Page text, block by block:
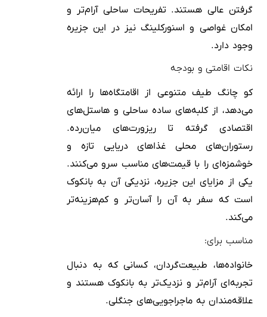
گرفتن عالی هستند. تفریحات ساحلی آرام‌تر و
امکان غواصی و اسنورکلینگ نیز در این جزیره
وجود دارد.
نکات اقامتی و بودجه
کو چانگ طیف متنوعی از اقامتگاه‌ها را ارائه
می‌دهد، از کلبه‌های ساده ساحلی و هاستل‌های
اقتصادی گرفته تا ریزورت‌های میان‌رده.
رستوران‌های محلی غذاهای دریایی تازه و
خوشمزه‌ای را با قیمت‌های مناسب سرو می‌کنند.
یکی از مزایای این جزیره، نزدیکی آن به بانکوک
است که سفر به آن را آسان‌تر و کم‌هزینه‌تر
می‌کند.
مناسب برای:
خانواده‌ها، طبیعت‌گردان، کسانی که به دنبال
تجربه‌ای آرام‌تر و نزدیک‌تر به بانکوک هستند و
علاقه‌مندان به ماجراجویی‌های جنگلی.